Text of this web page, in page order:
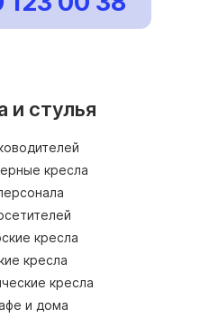
и стулья
кресла
кресла
кресла
кресла
и дома